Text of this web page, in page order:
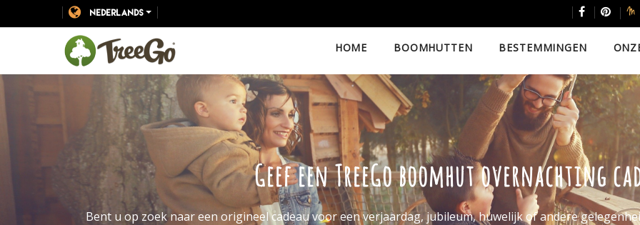
NEDERLANDS
HOME BOOMHUTTEN BESTEMMINGEN
Geef een TreeGo boomhut overnachting
Bent u op zoek naar een origineel cadeau voor een verjaardag, jubileum, huwelijk of andere